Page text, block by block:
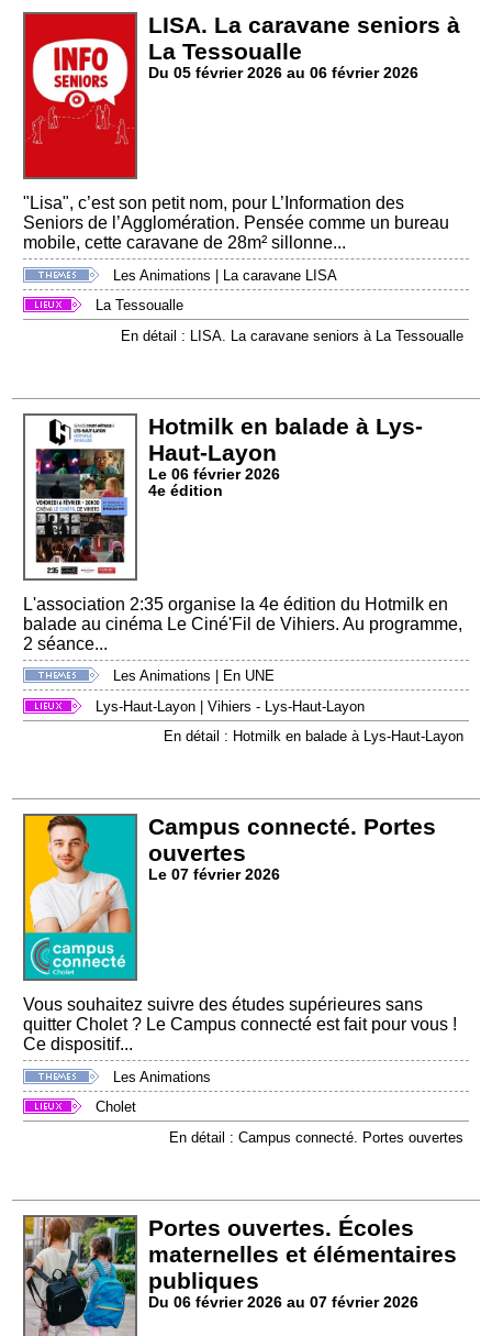
LISA. La caravane seniors à
La Tessoualle
Du 05 février 2026 au 06 février 2026
"Lisa", c’est son petit nom, pour L’Information des
Seniors de l’Agglomération. Pensée comme un bureau
mobile, cette caravane de 28m² sillonne...
Les Animations | La caravane LISA
La Tessoualle
En détail : LISA. La caravane seniors à La Tessoualle
Hotmilk en balade à Lys-
Haut-Layon
Le 06 février 2026
4e édition
L'association 2:35 organise la 4e édition du Hotmilk en
balade au cinéma Le Ciné'Fil de Vihiers. Au programme,
2 séance...
Les Animations
En UNE
Lys-Haut-Layon |Vihiers - Lys-Haut-Layon
En détail : Hotmilk en balade à Lys-Haut-Layon
Campus connecté. Portes
ouvertes
Le 07 février 2026
Vous souhaitez suivre des études supérieures sans
quitter Cholet ? Le Campus connecté est fait pour vous !
Ce dispositif...
Les Animations
Cholet
En détail : Campus connecté. Portes ouvertes
Portes ouvertes. Écoles
maternelles et élémentaires
publiques
Du 06 février 2026 au 07 février 2026